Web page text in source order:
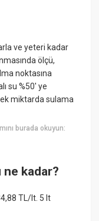
ve yeteri kadar
ölçü,
noktasına
su %50' ye
miktarda sulama
burada okuyun:
ne kadar?
TL/lt. 5 lt